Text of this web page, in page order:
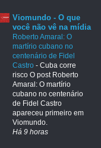
Viomundo - O que
você não vê na mídia
Roberto Amaral: O
martírio cubano no
centenário de Fidel
Castro - Cuba corre
risco O post Roberto
Amaral: O martírio
cubano no centenário
de Fidel Castro
apareceu primeiro em
Viomundo.
Há 9 horas